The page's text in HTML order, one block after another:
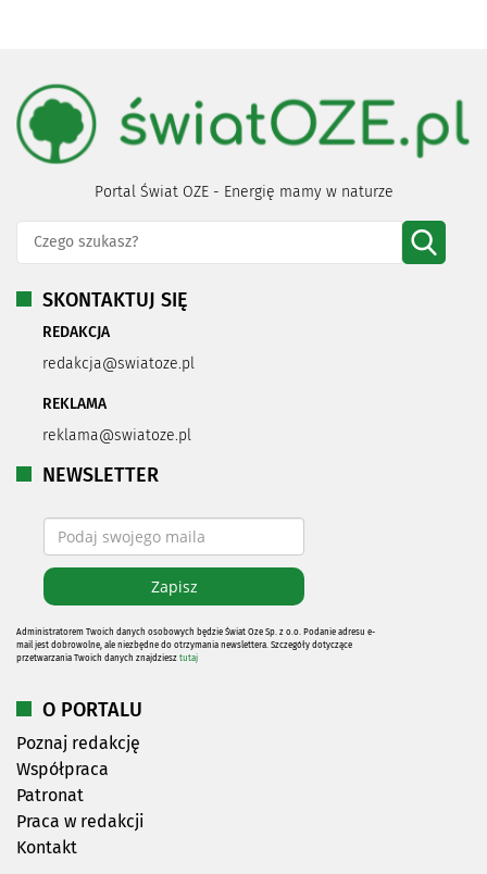
Portal Świat OZE - Energię mamy w naturze
SKONTAKTUJ SIĘ
REDAKCJA
redakcja@swiatoze.pl
REKLAMA
reklama@swiatoze.pl
NEWSLETTER
Administratorem Twoich danych osobowych będzie Świat Oze Sp. z o.o. Podanie adresu e-
mail jest dobrowolne, ale niezbędne do otrzymania newslettera. Szczegóły dotyczące
przetwarzania Twoich danych znajdziesz tutaj
O PORTALU
Poznaj redakcję
Współpraca
Patronat
Praca w redakcji
Kontakt